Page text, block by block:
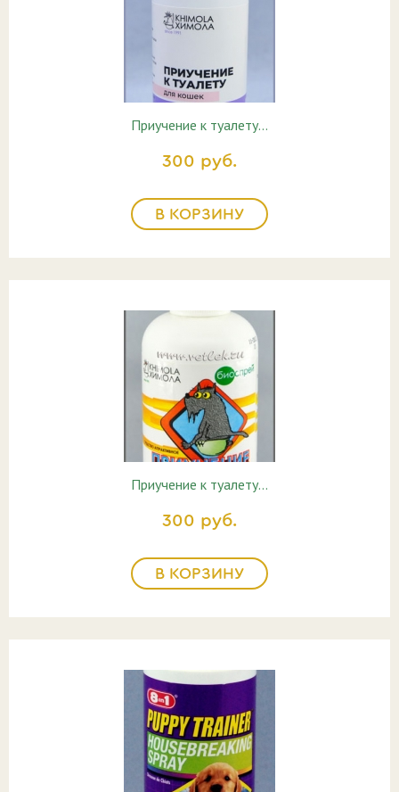
Приучение к туалету…
300 руб.
В КОРЗИНУ
Приучение к туалету…
300 руб.
В КОРЗИНУ